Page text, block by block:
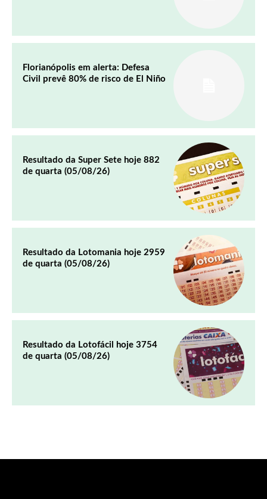
Florianópolis em alerta: Defesa
Civil prevê 80% de risco de El Niño
Resultado da Super Sete hoje 882
de quarta (05/08/26)
Resultado da Lotomania hoje 2959
de quarta (05/08/26)
Resultado da Lotofácil hoje 3754
de quarta (05/08/26)